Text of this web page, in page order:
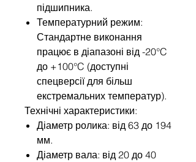
підшипника.
Температурний режим:
Стандартне виконання
працює в діапазоні від -20°C
до +100°C (доступні
спецверсії для більш
екстремальних температур).
Технічні характеристики:
Діаметр ролика: від 63 до 194
мм.
Діаметр вала: від 20 до 40